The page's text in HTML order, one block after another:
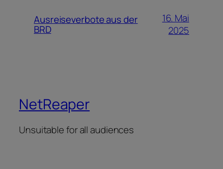
Ausreiseverbote aus der
BRD
16. Mai
2025
NetReaper
Unsuitable for all audiences